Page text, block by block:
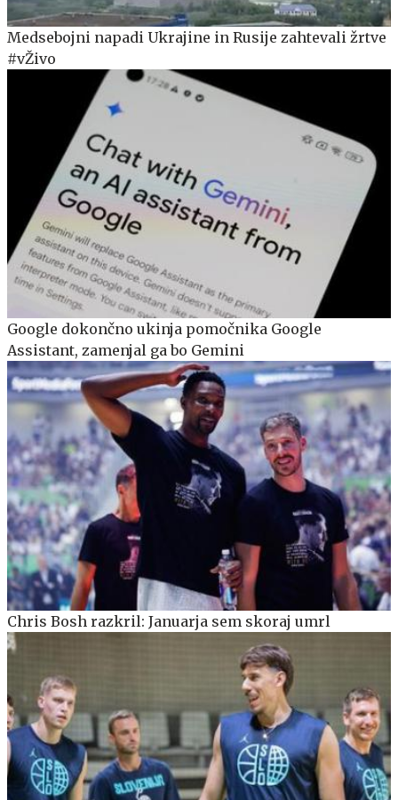
Medsebojni napadi Ukrajine in Rusije zahtevali žrtve
#vŽivo
Google dokončno ukinja pomočnika Google
Assistant, zamenjal ga bo Gemini
Chris Bosh razkril: Januarja sem skoraj umrl